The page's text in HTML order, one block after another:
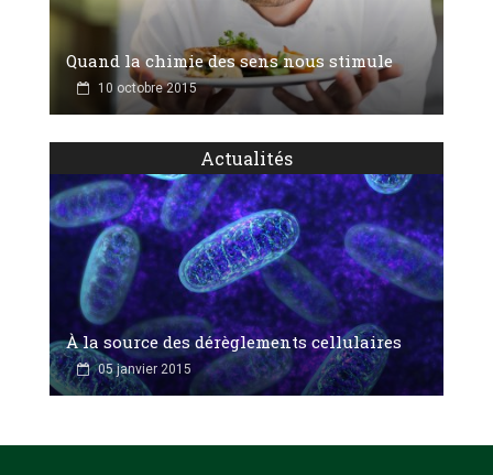
Quand la chimie des sens nous stimule
10 octobre 2015
Actualités
À la source des dérèglements cellulaires
05 janvier 2015